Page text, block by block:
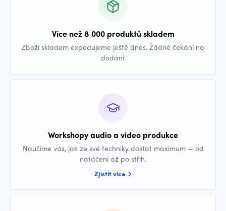
Více než 8 000 produktů skladem
Zboží skladem expedujeme ještě dnes. Žádné čekání na
dodání.
Workshopy audio a video produkce
Naučíme vás, jak ze své techniky dostat maximum — od
natáčení až po střih.
Zjistit více